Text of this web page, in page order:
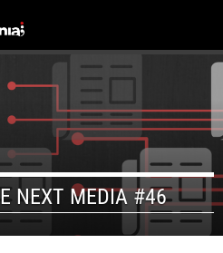
NEXT MEDIA #46